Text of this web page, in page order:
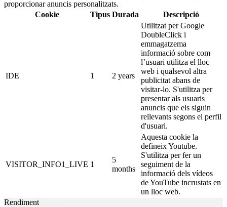
proporcionar anuncis personalitzats.
Cookie
Tipus Durada Descripció
IDE 1 2 years
Utilitzat per Google
DoubleClick i
emmagatzema
informació sobre com
l’usuari utilitza el lloc
web i qualsevol altra
publicitat abans de
visitar-lo. S'utilitza per
presentar als usuaris
anuncis que els siguin
rellevants segons el perfil
d'usuari.
VISITOR_INFO1_LIVE 1
5
months
Aquesta cookie la
defineix Youtube.
S'utilitza per fer un
seguiment de la
informació dels vídeos
de YouTube incrustats en
un lloc web.
Rendiment